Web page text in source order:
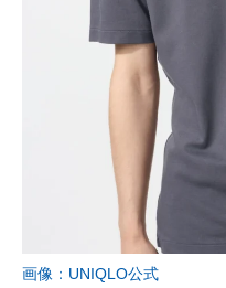
画像：UNIQLO公式